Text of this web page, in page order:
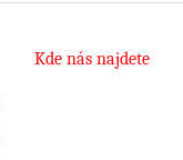
Kde nás najdete